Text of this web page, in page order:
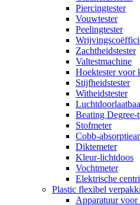
Piercingtester
Vouwtester
Peelingtester
Zachtheidstester
Valtestmachine
Hoektester voor
Stijfheidstester
Witheidstester
Beating Degree-
Stofmeter
Cobb-
Diktemeter
Kleur-lichtdoos
Vochtmeter
Elektrische
Plastic flexibel
Apparatuur voor